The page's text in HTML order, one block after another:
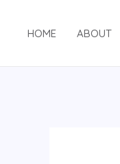
HOME ABOUT